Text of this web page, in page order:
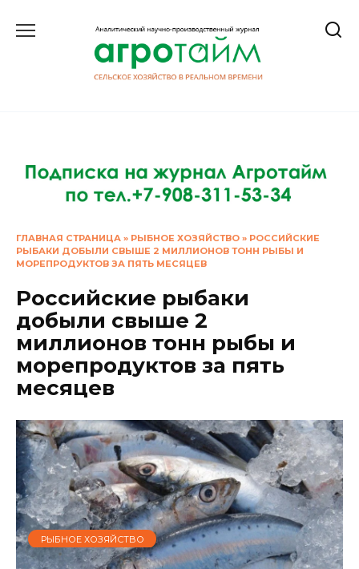
ГЛАВНАЯ СТРАНИЦА » РЫБНОЕ ХОЗЯЙСТВО » РОССИЙСКИЕ
РЫБАКИ ДОБЫЛИ СВЫШЕ 2 МИЛЛИОНОВ ТОНН РЫБЫ И
МОРЕПРОДУКТОВ ЗА ПЯТЬ МЕСЯЦЕВ
Российские рыбаки
добыли свыше 2
миллионов тонн рыбы и
морепродуктов за пять
месяцев
РЫБНОЕ ХОЗЯЙСТВО